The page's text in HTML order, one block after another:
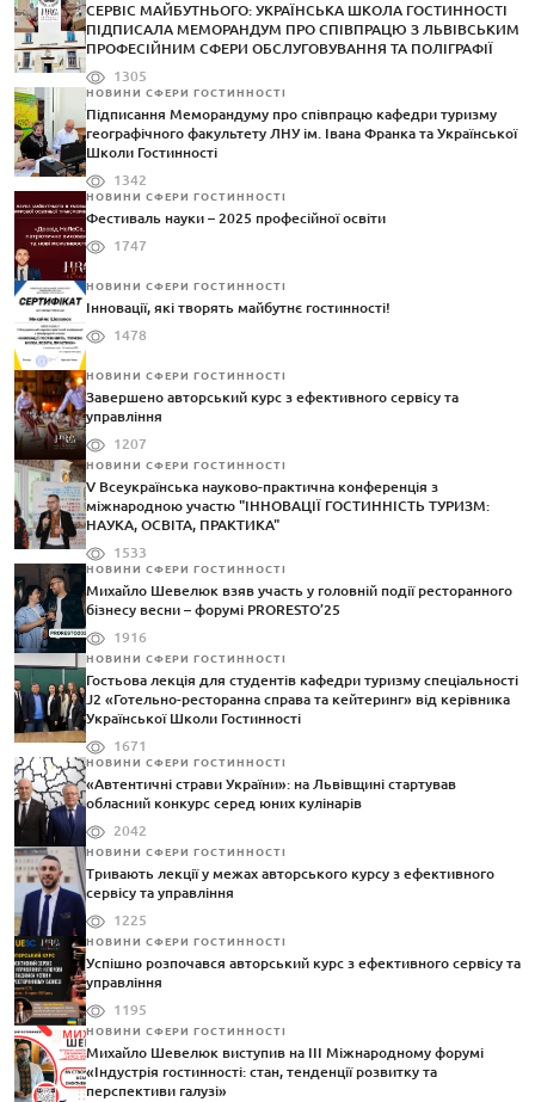
СЕРВІС МАЙБУТНЬОГО: УКРАЇНСЬКА ШКОЛА ГОСТИННОСТІ
ПІДПИСАЛА МЕМОРАНДУМ ПРО СПІВПРАЦЮ З ЛЬВІВСЬКИМ
ПРОФЕСІЙНИМ СФЕРИ ОБСЛУГОВУВАННЯ ТА ПОЛІГРАФІЇ
1305
НОВИНИ СФЕРИ ГОСТИННОСТІ
Підписання Меморандуму про співпрацю кафедри туризму
географічного факультету ЛНУ ім. Івана Франка та Української
Школи Гостинності
1342
НОВИНИ СФЕРИ ГОСТИННОСТІ
Фестиваль науки – 2025 професійної освіти
1747
НОВИНИ СФЕРИ ГОСТИННОСТІ
Інновації, які творять майбутнє гостинності!
1478
НОВИНИ СФЕРИ ГОСТИННОСТІ
Завершено авторський курс з ефективного сервісу та
управління
1207
НОВИНИ СФЕРИ ГОСТИННОСТІ
V Всеукраїнська науково-практична конференція з
міжнародною участю "ІННОВАЦІЇ ГОСТИННІСТЬ ТУРИЗМ:
НАУКА, ОСВІТА, ПРАКТИКА"
1533
НОВИНИ СФЕРИ ГОСТИННОСТІ
Михайло Шевелюк взяв участь у головній події ресторанного
бізнесу весни – форумі PRORESTO’25
1916
НОВИНИ СФЕРИ ГОСТИННОСТІ
Гостьова лекція для студентів кафедри туризму спеціальності
J2 «Готельно-ресторанна справа та кейтеринг» від керівника
Української Школи Гостинності
1671
НОВИНИ СФЕРИ ГОСТИННОСТІ
«Автентичні страви України»: на Львівщині стартував
обласний конкурс серед юних кулінарів
2042
НОВИНИ СФЕРИ ГОСТИННОСТІ
Тривають лекції у межах авторського курсу з ефективного
сервісу та управління
1225
НОВИНИ СФЕРИ ГОСТИННОСТІ
Успішно розпочався авторський курс з ефективного сервісу та
управління
1195
НОВИНИ СФЕРИ ГОСТИННОСТІ
Михайло Шевелюк виступив на III Міжнародному форумі
«Індустрія гостинності: стан, тенденції розвитку та
перспективи галузі»